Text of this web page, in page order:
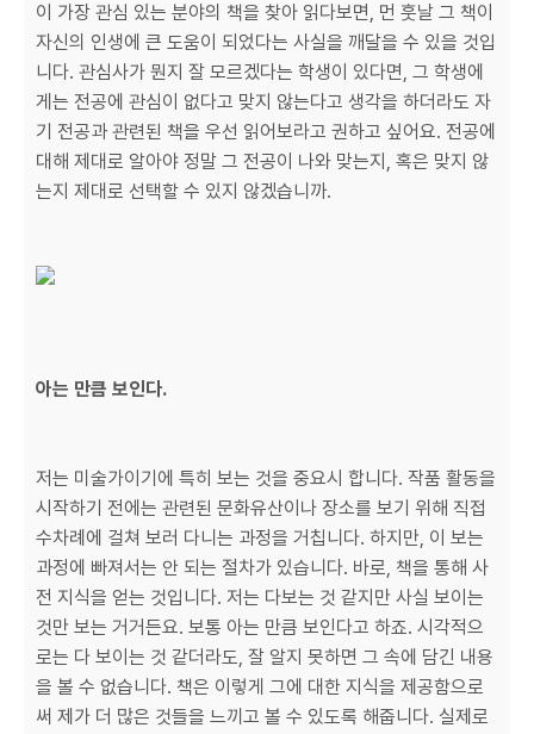
이 가장 관심 있는 분야의 책을 찾아 읽다보면, 먼 훗날 그 책이
자신의 인생에 큰 도움이 되었다는 사실을 깨달을 수 있을 것입
니다. 관심사가 뭔지 잘 모르겠다는 학생이 있다면, 그 학생에
게는 전공에 관심이 없다고 맞지 않는다고 생각을 하더라도 자
기 전공과 관련된 책을 우선 읽어보라고 권하고 싶어요. 전공에
대해 제대로 알아야 정말 그 전공이 나와 맞는지, 혹은 맞지 않
는지 제대로 선택할 수 있지 않겠습니까.
아는 만큼 보인다.
저는 미술가이기에 특히 보는 것을 중요시 합니다. 작품 활동을
시작하기 전에는 관련된 문화유산이나 장소를 보기 위해 직접
수차례에 걸쳐 보러 다니는 과정을 거칩니다. 하지만, 이 보는
과정에 빠져서는 안 되는 절차가 있습니다. 바로, 책을 통해 사
전 지식을 얻는 것입니다. 저는 다보는 것 같지만 사실 보이는
것만 보는 거거든요. 보통 아는 만큼 보인다고 하죠. 시각적으
로는 다 보이는 것 같더라도, 잘 알지 못하면 그 속에 담긴 내용
을 볼 수 없습니다. 책은 이렇게 그에 대한 지식을 제공함으로
써 제가 더 많은 것들을 느끼고 볼 수 있도록 해줍니다. 실제로